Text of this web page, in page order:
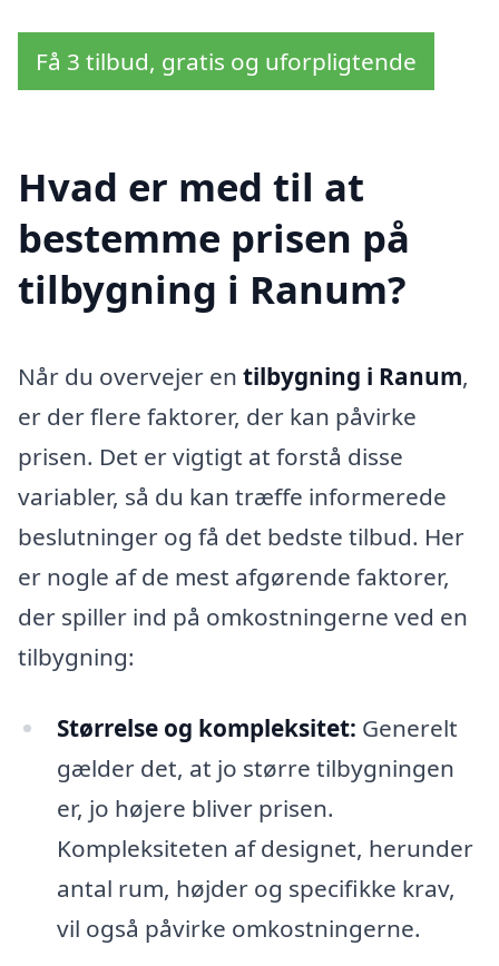
Få 3 tilbud, gratis og uforpligtende
Hvad er med til at
bestemme prisen på
tilbygning i Ranum?
Når du overvejer en tilbygning i Ranum,
er der flere faktorer, der kan påvirke
prisen. Det er vigtigt at forstå disse
variabler, så du kan træffe informerede
beslutninger og få det bedste tilbud. Her
er nogle af de mest afgørende faktorer,
der spiller ind på omkostningerne ved en
tilbygning:
Størrelse og kompleksitet: Generelt
gælder det, at jo større tilbygningen
er, jo højere bliver prisen.
Kompleksiteten af designet, herunder
antal rum, højder og specifikke krav,
vil også påvirke omkostningerne.